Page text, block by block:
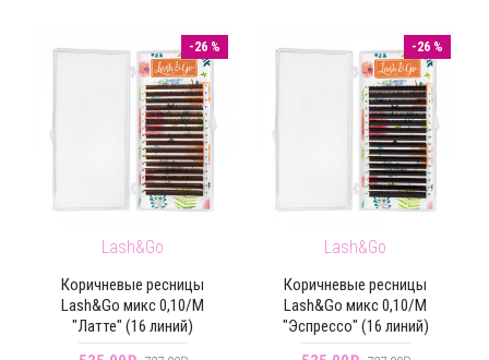
-26 %
Lash&Go
Коричневые ресницы
Lash&Go микс 0,10/M
"Латте" (16 линий)
-26 %
Lash&Go
Коричневые ресницы
Lash&Go микс 0,10/M
"Эспрессо" (16 линий)